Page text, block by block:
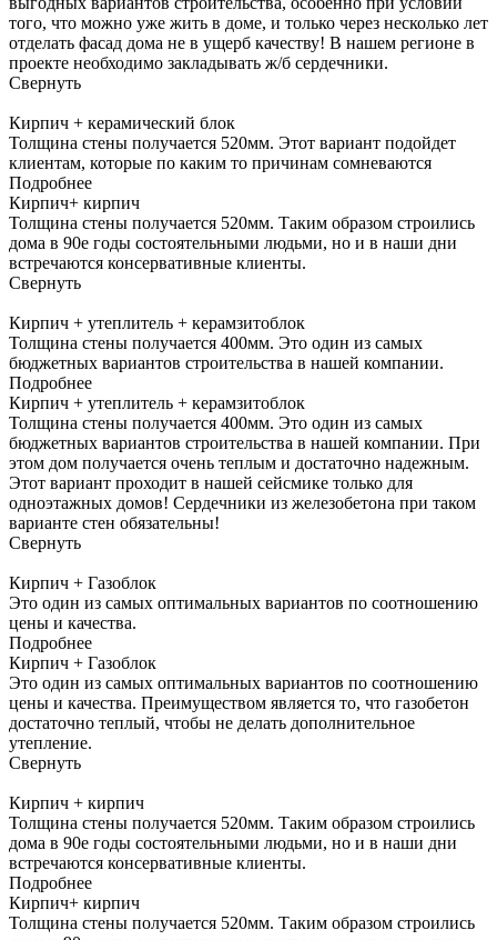
того, что можно уже жить в доме, и только через несколько лет
отделать фасад дома не в ущерб качеству! В нашем регионе в
проекте необходимо закладывать ж/б сердечники.
Свернуть
Кирпич + керамический блок
Толщина стены получается 520мм. Этот вариант подойдет
клиентам, которые по каким то причинам сомневаются
Подробнее
Кирпич+ кирпич
Толщина стены получается 520мм. Таким образом строились
дома в 90е годы состоятельными людьми, но и в наши дни
встречаются консервативные клиенты.
Свернуть
Кирпич + утеплитель + керамзитоблок
Толщина стены получается 400мм. Это один из самых
бюджетных вариантов строительства в нашей компании.
Подробнее
Кирпич + утеплитель + керамзитоблок
Толщина стены получается 400мм. Это один из самых
бюджетных вариантов строительства в нашей компании. При
этом дом получается очень теплым и достаточно надежным.
Этот вариант проходит в нашей сейсмике только для
одноэтажных домов! Сердечники из железобетона при таком
варианте стен обязательны!
Свернуть
Кирпич + Газоблок
Это один из самых оптимальных вариантов по соотношению
цены и качества.
Подробнее
Кирпич + Газоблок
Это один из самых оптимальных вариантов по соотношению
цены и качества. Преимуществом является то, что газобетон
достаточно теплый, чтобы не делать дополнительное
утепление.
Свернуть
Кирпич + кирпич
Толщина стены получается 520мм. Таким образом строились
дома в 90е годы состоятельными людьми, но и в наши дни
встречаются консервативные клиенты.
Подробнее
Кирпич+ кирпич
Толщина стены получается 520мм. Таким образом строились